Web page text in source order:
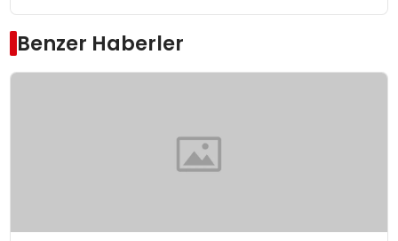
Benzer Haberler